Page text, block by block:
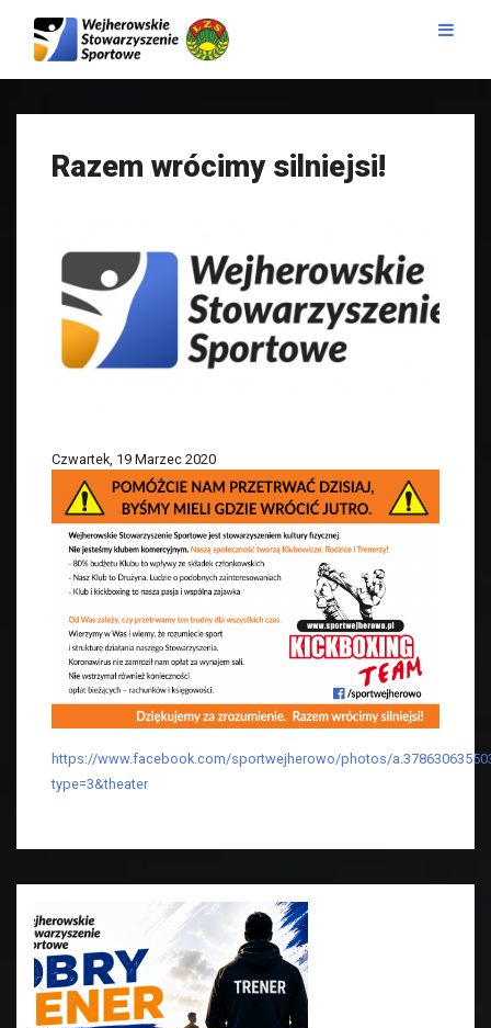
Razem wrócimy silniejsi!
Czwartek, 19 Marzec 2020
https://www.facebook.com/sportwejherowo/photos/
type=3&theater